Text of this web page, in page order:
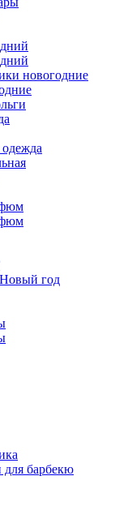
новогодние
год
барбекю